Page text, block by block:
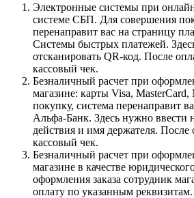
Электронные системы при
системе СБП. Для совершения
перенаправит вас на страницу
Системы быстрых платежей.
отсканировать QR-код. После
кассовый чек.
Безналичный расчет при
магазине: карты Visa,
покупку, система перенаправит
Альфа-Банк. Здесь нужно ввести
действия и имя держателя. После
кассовый чек.
Безналичный расчет при
магазине в качестве
оформления заказа сотрудник
оплату по указанным реквизитам.